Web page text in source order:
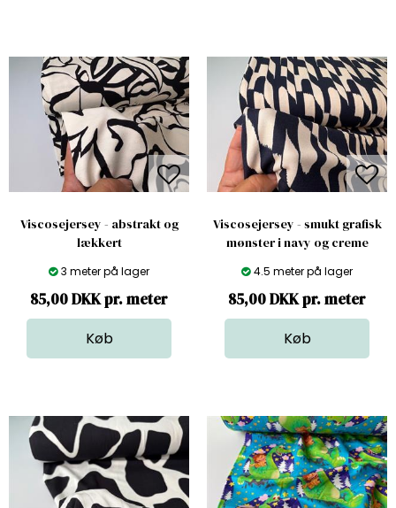
Viscosejersey - abstrakt og
lækkert
3 meter på lager
85,00 DKK pr. meter
Viscosejersey - smukt grafisk
mønster i navy og creme
4.5 meter på lager
85,00 DKK pr. meter